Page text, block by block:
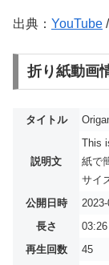
出典： YouTube /
折り紙動画
タイトル
説明文
This
紙で
サイ
公開日時
長さ
03:26
再生回数
45